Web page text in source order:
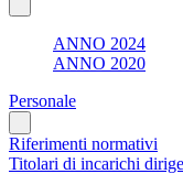
ANNO 2024
ANNO 2020
Personale
Riferimenti normativi
Titolari di incarichi